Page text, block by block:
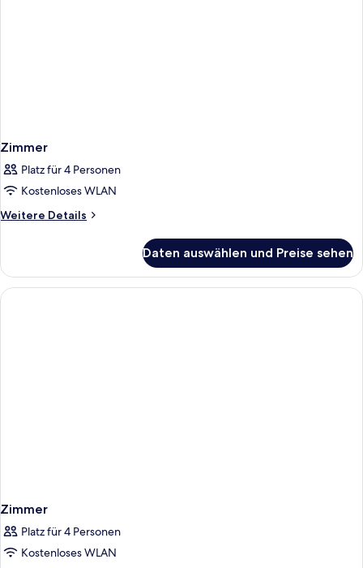
Zimmer
Platz für 4 Personen
Kostenloses WLAN
Weitere Details
Weitere
Daten auswählen und Preise sehen
Zimmer
Platz für 4 Personen
Kostenloses WLAN